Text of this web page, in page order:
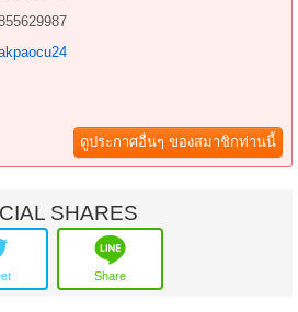
านีบางบำหรุ และรถไฟฟ้าสายสีน้ำเงินสถานี
ดูประกาศอื่นๆ ของสมาชิกท่านนี้
SHARES
Share